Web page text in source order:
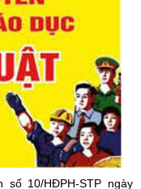
10/HĐPH-STP ngày